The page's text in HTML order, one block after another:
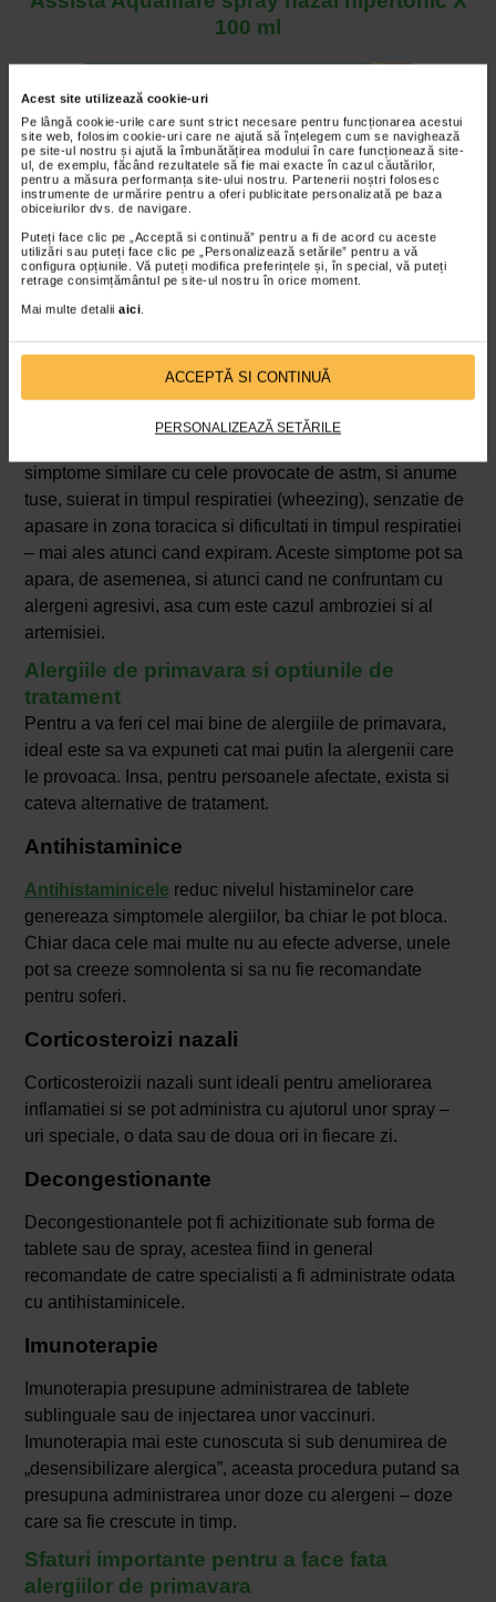
Acest site utilizează cookie-uri
Pe lângă cookie-urile care sunt strict necesare pentru funcționarea acestui
site web, folosim cookie-uri care ne ajută să înțelegem cum se navighează
pe site-ul nostru și ajută la îmbunătățirea modului în care funcționează site-
ul, de exemplu, făcând rezultatele să fie mai exacte în cazul căutărilor,
pentru a măsura performanța site-ului nostru. Partenerii noștri folosesc
instrumente de urmărire pentru a oferi publicitate personalizată pe baza
obiceiurilor dvs. de navigare.
Puteți face clic pe „Acceptă si continuă” pentru a fi de acord cu aceste
utilizări sau puteți face clic pe „Personalizează setările” pentru a vă
configura opțiunile. Vă puteți modifica preferințele și, în special, vă puteți
retrage consimțământul pe site-ul nostru în orice moment.
Mai multe detalii aici
ACCEPTĂ SI CONTINUĂ
PERSONALIZEAZĂ SETĂRILE
100 ml
Vezi detalii
Principalele simptome alergice primavara
Acele zone ale corpului care permit intrarea polenului in
motiv, printre principalele simptome se numara unele
precum infundarea nasului, aparitia unor secretii apoase
abundente, inrosirea mucoaselor din zona ochilor sau a
mancarime in zona ochilor, a nasului sau chiar a intregii
In situatia persoanelor care s-au mai confruntat cu alergii
simptome similare cu cele provocate de astm, si anume
tuse, suierat in timpul respiratiei (wheezing), senzatie de
apasare in zona toracica si dificultati in timpul respiratiei
– mai ales atunci cand expiram. Aceste simptome pot sa
apara, de asemenea, si atunci cand ne confruntam cu
alergeni agresivi, asa cum este cazul ambroziei si al
artemisiei.
Alergiile de primavara si optiunile de
tratament
Pentru a va feri cel mai bine de alergiile de primavara,
ideal este sa va expuneti cat mai putin la alergenii care
le provoaca. Insa, pentru persoanele afectate, exista si
cateva alternative de tratament.
Antihistaminice
Antihistaminicele reduc nivelul histaminelor care
genereaza simptomele alergiilor, ba chiar le pot bloca.
Chiar daca cele mai multe nu au efecte adverse, unele
pot sa creeze somnolenta si sa nu fie recomandate
pentru soferi.
Corticosteroizi nazali
Corticosteroizii nazali sunt ideali pentru ameliorarea
inflamatiei si se pot administra cu ajutorul unor spray –
uri speciale, o data sau de doua ori in fiecare zi.
Decongestionante
Decongestionantele pot fi achizitionate sub forma de
tablete sau de spray, acestea fiind in general
recomandate de catre specialisti a fi administrate odata
cu antihistaminicele.
Imunoterapie
Imunoterapia presupune administrarea de tablete
sublinguale sau de injectarea unor vaccinuri.
Imunoterapia mai este cunoscuta si sub denumirea de
„desensibilizare alergica”, aceasta procedura putand sa
presupuna administrarea unor doze cu alergeni – doze
care sa fie crescute in timp.
Sfaturi importante pentru a face fata
alergiilor de primavara